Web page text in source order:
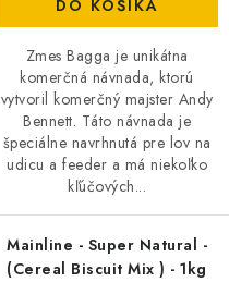
DO KOŠÍKA
Zmes Bagga je unikátna
komerčná návnada, ktorú
vytvoril komerčný majster Andy
Bennett. Táto návnada je
špeciálne navrhnutá pre lov na
udicu a feeder a má niekoľko
kľúčových...
Mainline - Super Natural -
(Cereal Biscuit Mix ) - 1kg